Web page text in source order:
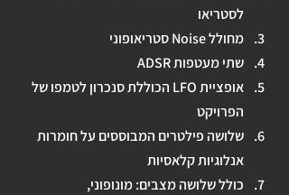
לסטריאו
מחולל Noise סטריאופוני
שתי מעטפות ADSR
אופציית LFO הכוללת סנכרון לטמפו של
הפרויקט
שלושה פילטרים המבוססים על חומרות
אנלוגיות קלאסיות
כולל שלושה מצבים: מונופוני,